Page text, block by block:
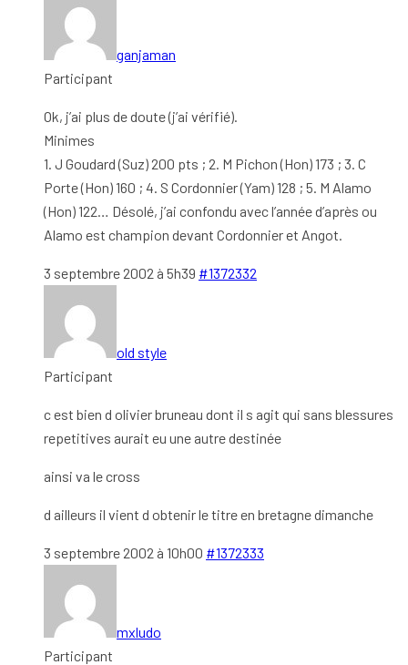
ganjaman
Participant
Ok, j’ai plus de doute (j’ai vérifié).
Minimes
1. J Goudard (Suz) 200 pts ; 2. M Pichon (Hon) 173 ; 3. C
Porte (Hon) 160 ; 4. S Cordonnier (Yam) 128 ; 5. M Alamo
(Hon) 122… Désolé, j’ai confondu avec l’année d’après ou
Alamo est champion devant Cordonnier et Angot.
3 septembre 2002 à 5h39 #1372332
old style
Participant
c est bien d olivier bruneau dont il s agit qui sans blessures
repetitives aurait eu une autre destinée
ainsi va le cross
d ailleurs il vient d obtenir le titre en bretagne dimanche
3 septembre 2002 à 10h00 #1372333
mxludo
Participant